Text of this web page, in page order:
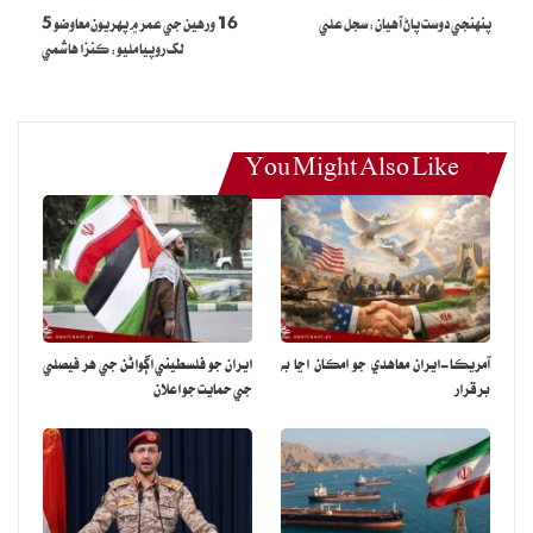
ٿي، ان جي مختلف مسئلن کي حل ڪرڻ لاءِ سمجهي ۽ اثرائتن اپائن جي
آءِ بي اي ۽ لاهور يونيورسٽي آف مئنيجمينٽ سائنسز (LUMS) جي معزز
مقررن ۽ ٻين معزز ادارن جي ناميارن تعليمي ماهرن ۽ اقتصاديات جي ماهرن
مختلف نقطه نظر پيش ڪيا.
ورڪشاپ دوران ان موضوع تي وڏي پئماني تي غور ڪيو ويو جنهن ۾
جي اهميت، ناڻو ۽ اجرت ۾ فرق، غذائيت جي حوالي سان اڻ برابري ۽
ورڪشاپ حقيقي آمدني وڌائڻ، ضروري شين ۽ خدمتن تائين پهچ کي
وڌائڻ، ۽ سماجي-اقتصادي ترقي جا موقعا پيدا ڪرڻ ذريعي اڻ برابري کي
پنهنجي دوست پاڻ آهيان: سجل علي
16 ورهين جي عمر ۾ پهريون معاوضو 5
لک روپيا مليو: ڪنزا هاشمي
You Might Also Like
آمريڪا-ايران معاهدي جو امڪان اڃا به
برقرار
ايران جو فلسطيني اڳواڻن جي هر فيصلي
جي حمايت جو اعلان